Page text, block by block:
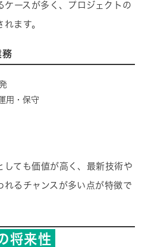
ースが多く、プロジェクトの
ます。
務
用・保守
しても価値が高く、最新技術や
れるチャンスが多い点が特徴で
将来性